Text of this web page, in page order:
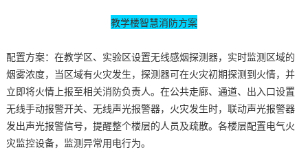
教学楼智慧消防方案
配置方案：在教学区、实验区设置无线感烟探测器，实时监测区域的
烟雾浓度，当区域有火灾发生，探测器可在火灾初期探测到火情，并
立即将火情上报至相关消防负责人。在公共走廊、通道、出入口设置
无线手动报警开关、无线声光报警器，火灾发生时，联动声光报警器
发出声光报警信号，提醒整个楼层的人员及疏散。各楼层配置电气火
灾监控设备，监测异常用电行为。